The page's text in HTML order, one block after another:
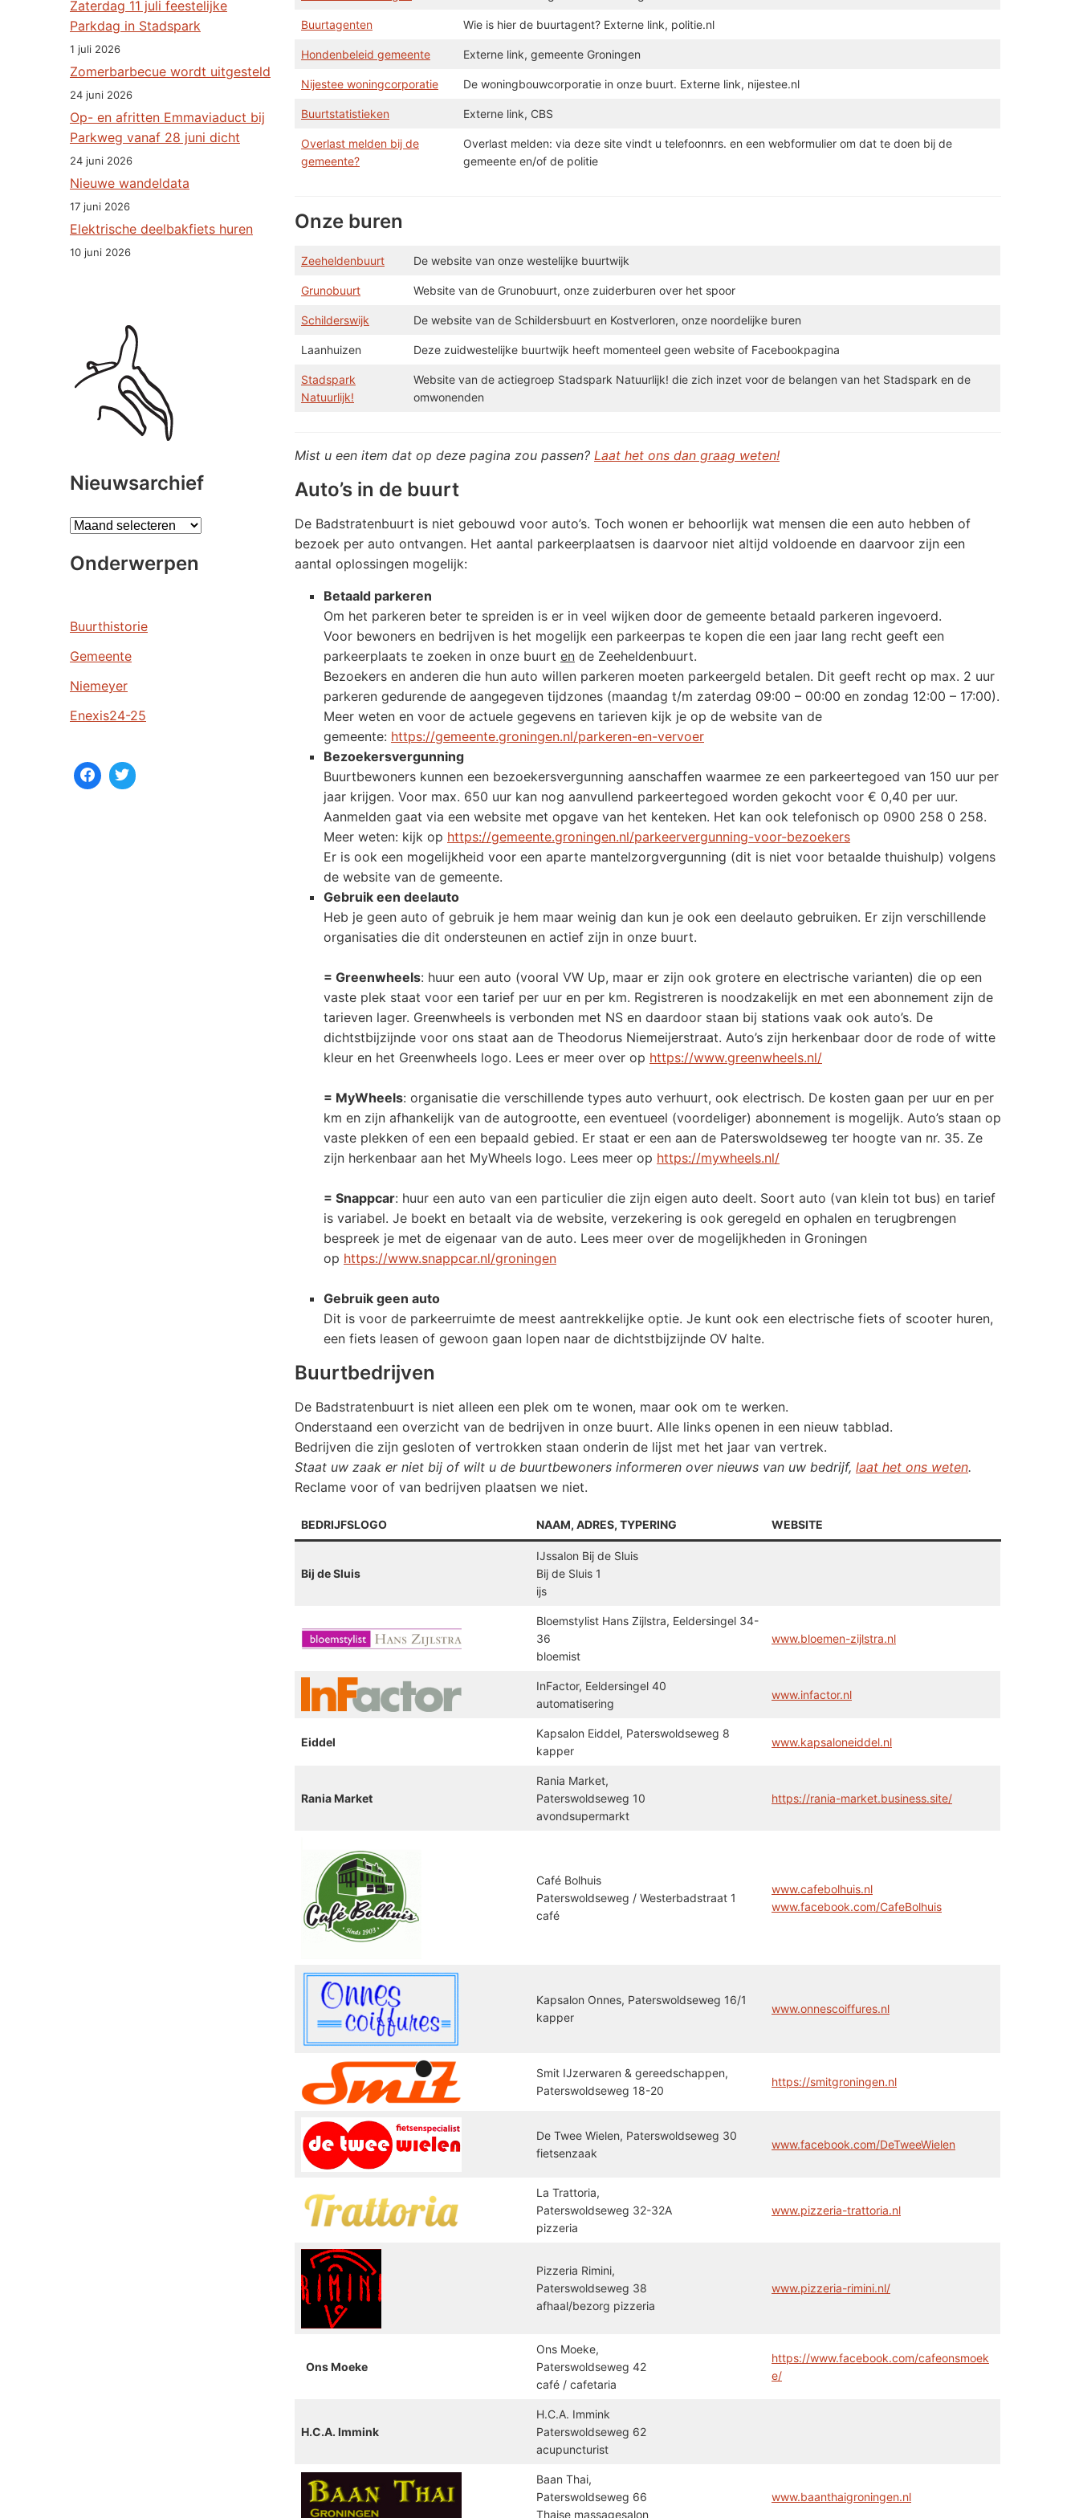
Zaterdag 11 juli feestelijke
Parkdag in Stadspark
1 juli 2026
Zomerbarbecue wordt uitgesteld
24 juni 2026
Op- en afritten Emmaviaduct bij
Parkweg vanaf 28 juni dicht
24 juni 2026
Nieuwe wandeldata
17 juni 2026
Elektrische deelbakfiets huren
10 juni 2026
Nieuwsarchief
A
c
e
e
n
Onderwerpen
Buurthistorie
Gemeente
Niemeyer
Enexis24-25
Buurtagenten Wie is hier de buurtagent? Externe link, politie.nl
Hondenbeleid gemeente Externe link, gemeente Groningen
Nijestee woningcorporatie De woningbouwcorporatie in onze buurt. Externe link, nijestee.nl
Buurtstatistieken Externe link, CBS
Overlast melden bij de
gemeente?
Overlast melden: via deze site vindt u telefoonnrs. en een webformulier om dat te doen bij de
gemeente en/of de politie
Onze buren
Zeeheldenbuurt De website van onze westelijke buurtwijk
Grunobuurt Website van de Grunobuurt, onze zuiderburen over het spoor
Schilderswijk De website van de Schildersbuurt en Kostverloren, onze noordelijke buren
Laanhuizen Deze zuidwestelijke buurtwijk heeft momenteel geen website of Facebookpagina
Stadspark
Natuurlijk!
Website van de actiegroep Stadspark Natuurlijk! die zich inzet voor de belangen van het Stadspark en de
omwonenden
Mist u een item dat op deze pagina zou passen? Laat het ons dan graag weten!
Auto’s in de buurt
De Badstratenbuurt is niet gebouwd voor auto’s. Toch wonen er behoorlijk wat mensen die een auto hebben of
bezoek per auto ontvangen. Het aantal parkeerplaatsen is daarvoor niet altijd voldoende en daarvoor zijn een
aantal oplossingen mogelijk:
Betaald parkeren
Om het parkeren beter te spreiden is er in veel wijken door de gemeente betaald parkeren ingevoerd.
Voor bewoners en bedrijven is het mogelijk een parkeerpas te kopen die een jaar lang recht geeft een
parkeerplaats te zoeken in onze buurt en de Zeeheldenbuurt.
Bezoekers en anderen die hun auto willen parkeren moeten parkeergeld betalen. Dit geeft recht op max. 2 uur
parkeren gedurende de aangegeven tijdzones (maandag t/m zaterdag 09:00 – 00:00 en zondag 12:00 – 17:00).
Meer weten en voor de actuele gegevens en tarieven kijk je op de website van de
gemeente: https://gemeente.groningen.nl/parkeren-en-vervoer
Bezoekersvergunning
Buurtbewoners kunnen een bezoekersvergunning aanschaffen waarmee ze een parkeertegoed van 150 uur per
jaar krijgen. Voor max. 650 uur kan nog aanvullend parkeertegoed worden gekocht voor € 0,40 per uur.
Aanmelden gaat via een website met opgave van het kenteken. Het kan ook telefonisch op 0900 258 0 258.
Meer weten: kijk op https://gemeente.groningen.nl/parkeervergunning-voor-bezoekers
Er is ook een mogelijkheid voor een aparte mantelzorgvergunning (dit is niet voor betaalde thuishulp) volgens
de website van de gemeente.
Gebruik een deelauto
Heb je geen auto of gebruik je hem maar weinig dan kun je ook een deelauto gebruiken. Er zijn verschillende
organisaties die dit ondersteunen en actief zijn in onze buurt.
= Greenwheels: huur een auto (vooral VW Up, maar er zijn ook grotere en electrische varianten) die op een
vaste plek staat voor een tarief per uur en per km. Registreren is noodzakelijk en met een abonnement zijn de
tarieven lager. Greenwheels is verbonden met NS en daardoor staan bij stations vaak ook auto’s. De
dichtstbijzijnde voor ons staat aan de Theodorus Niemeijerstraat. Auto’s zijn herkenbaar door de rode of witte
kleur en het Greenwheels logo. Lees er meer over op https://www.greenwheels.nl/
= MyWheels: organisatie die verschillende types auto verhuurt, ook electrisch. De kosten gaan per uur en per
km en zijn afhankelijk van de autogrootte, een eventueel (voordeliger) abonnement is mogelijk. Auto’s staan op
vaste plekken of een een bepaald gebied. Er staat er een aan de Paterswoldseweg ter hoogte van nr. 35. Ze
zijn herkenbaar aan het MyWheels logo. Lees meer op https://mywheels.nl/
= Snappcar: huur een auto van een particulier die zijn eigen auto deelt. Soort auto (van klein tot bus) en tarief
is variabel. Je boekt en betaalt via de website, verzekering is ook geregeld en ophalen en terugbrengen
bespreek je met de eigenaar van de auto. Lees meer over de mogelijkheden in Groningen
op https://www.snappcar.nl/groningen
Gebruik geen auto
Dit is voor de parkeerruimte de meest aantrekkelijke optie. Je kunt ook een electrische fiets of scooter huren,
een fiets leasen of gewoon gaan lopen naar de dichtstbijzijnde OV halte.
Buurtbedrijven
De Badstratenbuurt is niet alleen een plek om te wonen, maar ook om te werken.
Onderstaand een overzicht van de bedrijven in onze buurt. Alle links openen in een nieuw tabblad.
Bedrijven die zijn gesloten of vertrokken staan onderin de lijst met het jaar van vertrek.
Staat uw zaak er niet bij of wilt u de buurtbewoners informeren over nieuws van uw bedrijf, laat het ons weten.
Reclame voor of van bedrijven plaatsen we niet.
BEDRIJFSLOGO NAAM, ADRES, TYPERING WEBSITE
Bij de Sluis
IJssalon Bij de Sluis
Bij de Sluis 1
ijs
Bloemstylist Hans Zijlstra, Eeldersingel 34-
36
bloemist
www.bloemen-zijlstra.nl
InFactor, Eeldersingel 40
automatisering
www.infactor.nl
Eiddel
Kapsalon Eiddel, Paterswoldseweg 8
kapper
www.kapsaloneiddel.nl
Rania Market
Rania Market,
Paterswoldseweg 10
avondsupermarkt
https://rania-market.business.site/
Café Bolhuis
Paterswoldseweg / Westerbadstraat 1
café
www.cafebolhuis.nl
www.facebook.com/CafeBolhuis
Kapsalon Onnes, Paterswoldseweg 16/1
kapper
www.onnescoiffures.nl
Smit IJzerwaren & gereedschappen,
Paterswoldseweg 18-20
https://smitgroningen.nl
De Twee Wielen, Paterswoldseweg 30
fietsenzaak
www.facebook.com/DeTweeWielen
La Trattoria,
Paterswoldseweg 32-32A
pizzeria
www.pizzeria-trattoria.nl
Pizzeria Rimini,
Paterswoldseweg 38
afhaal/bezorg pizzeria
www.pizzeria-rimini.nl/
Ons Moeke
Ons Moeke,
Paterswoldseweg 42
café / cafetaria
https://www.facebook.com/cafeonsmoek
e/
H.C.A. Immink
H.C.A. Immink
Paterswoldseweg 62
acupuncturist
Baan Thai,
Paterswoldseweg 66
Thaise massagesalon
www.baanthaigroningen.nl